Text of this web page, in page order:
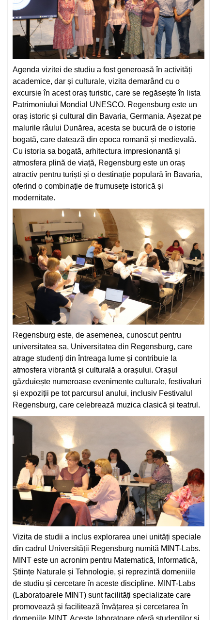
Agenda vizitei de studiu a fost generoasă în activități
academice, dar și culturale, vizita demarând cu o
excursie în acest oraș turistic, care se regăsește în lista
Patrimoniului Mondial UNESCO. Regensburg este un
oraș istoric și cultural din Bavaria, Germania. Așezat pe
malurile râului Dunărea, acesta se bucură de o istorie
bogată, care datează din epoca romană și medievală.
Cu istoria sa bogată, arhitectura impresionantă și
atmosfera plină de viață, Regensburg este un oraș
atractiv pentru turiști și o destinație populară în Bavaria,
oferind o combinație de frumusețe istorică și
modernitate.
Regensburg este, de asemenea, cunoscut pentru
universitatea sa, Universitatea din Regensburg, care
atrage studenți din întreaga lume și contribuie la
atmosfera vibrantă și culturală a orașului. Orașul
găzduiește numeroase evenimente culturale, festivaluri
și expoziții pe tot parcursul anului, inclusiv Festivalul
Regensburg, care celebrează muzica clasică și teatrul.
Vizita de studii a inclus explorarea unei unități speciale
din cadrul Universității Regensburg numită MINT-Labs.
MINT este un acronim pentru Matematică, Informatică,
Științe Naturale și Tehnologie, și reprezintă domeniile
de studiu și cercetare în aceste discipline. MINT-Labs
(Laboratoarele MINT) sunt facilități specializate care
promovează și facilitează învățarea și cercetarea în